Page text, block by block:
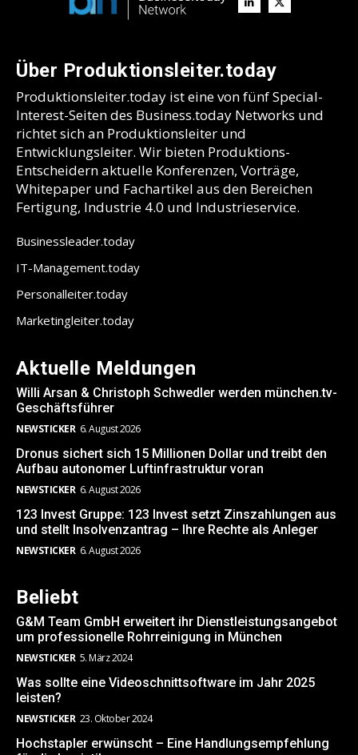
Über Produktionsleiter.today
Produktionsleiter.today ist eine von fünf Special-
Interest-Seiten des Business.today Networks und
richtet sich an Produktionsleiter und
Entwicklungsleiter. Wir bieten Produktions-
Entscheidern aktuelle Konferenzen, Vorträge,
Whitepaper und Fachartikel aus den Bereichen
Fertigung, Industrie 4.0 und Industrieservice.
Businessleader.today
IT-Management.today
Personalleiter.today
Marketingleiter.today
Aktuelle Meldungen
Willi Arsan & Christoph Schwedler werden münchen.tv-
Geschäftsführer
NEWSTICKER 6. August 2026
Dronus sichert sich 15 Millionen Dollar und treibt den
Aufbau autonomer Luftinfrastruktur voran
NEWSTICKER 6. August 2026
123 Invest Gruppe: 123 Invest setzt Zinszahlungen aus
und stellt Insolvenzantrag – Ihre Rechte als Anleger
NEWSTICKER 6. August 2026
Beliebt
G&M Team GmbH erweitert ihr Dienstleistungsangebot
um professionelle Rohrreinigung in München
NEWSTICKER 5. März 2024
Was sollte eine Videoschnittsoftware im Jahr 2025
leisten?
NEWSTICKER 23. Oktober 2024
Hochstapler erwünscht – Eine Handlungsempfehlung